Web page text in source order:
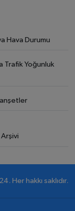
Hava Durumu
Trafik Yoğunluk
Her hakkı saklıdır.